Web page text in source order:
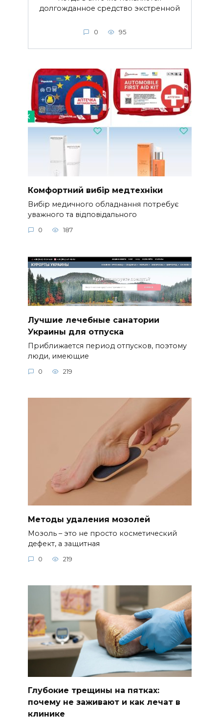
долгожданное средство экстренной
0 95
Комфортний вибір медтехніки
Вибір медичного обладнання потребує
уважного та відповідального
0 187
Лучшие лечебные санатории
Украины для отпуска
Приближается период отпусков, поэтому
люди, имеющие
0 219
Методы удаления мозолей
Мозоль – это не просто косметический
дефект, а защитная
0 219
Глубокие трещины на пятках:
почему не заживают и как лечат в
клинике